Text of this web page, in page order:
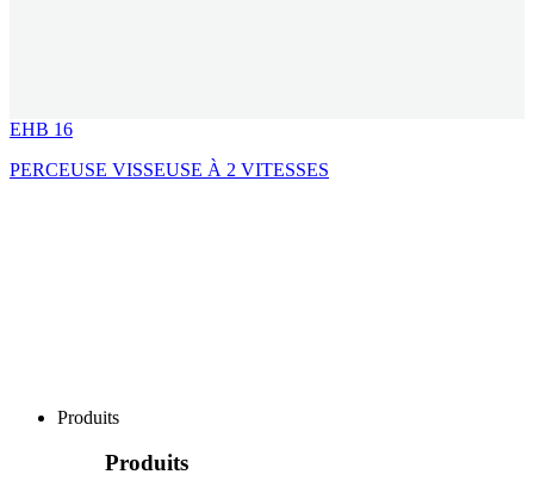
EHB 16
PERCEUSE VISSEUSE À 2 VITESSES
Produits
Produits